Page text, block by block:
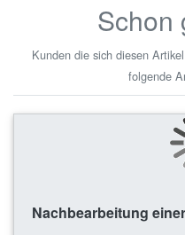
Schon
Kunden die sich diesen
folgende
Nachbearbeitung